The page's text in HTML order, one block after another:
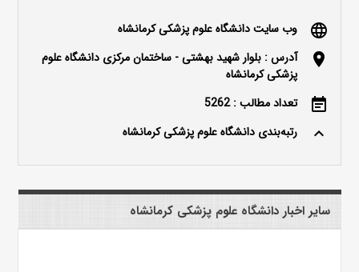
language وب سایت دانشگاه علوم پزشکی کرمانشاه
location_on
آدرس : بلوار شهید بهشتی - ساختمان مرکزی دانشگاه علوم
پزشکی کرمانشاه
event_note تعداد مطالب : 5262
keyboard_arrow_up رتبه‌بندی دانشگاه علوم پزشکی کرمانشاه
سایر اخبار دانشگاه علوم پزشکی کرمانشاه